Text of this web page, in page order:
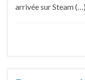
arrivée sur Steam (…)